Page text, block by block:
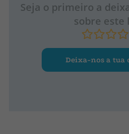
Seja o primeiro a
sobre este
Deixa-nos a tua